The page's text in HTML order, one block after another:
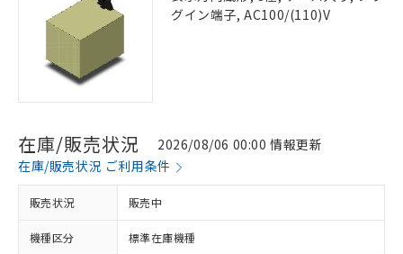
グイン端子, AC100/(110)V
在庫/販売状況
2026/08/06 00:00 情報更新
在庫/販売状況 ご利用条件
販売状況 販売中
機種区分 標準在庫機種